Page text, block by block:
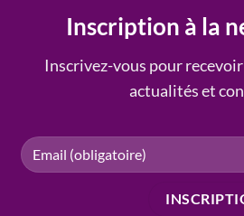
Inscription à la
Inscrivez-vous pour
actualités et